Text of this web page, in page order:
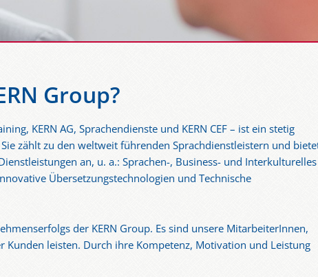
Group?
KERN AG, Sprachendienste und KERN CEF – ist ein stetig
zählt zu den weltweit führenden Sprachdienstleistern und
an, u. a.: Sprachen-, Business- und Interkulturelles
Übersetzungstechnologien und Technische
der KERN Group. Es sind unsere MitarbeiterInnen,
leisten. Durch ihre Kompetenz, Motivation und Leistung